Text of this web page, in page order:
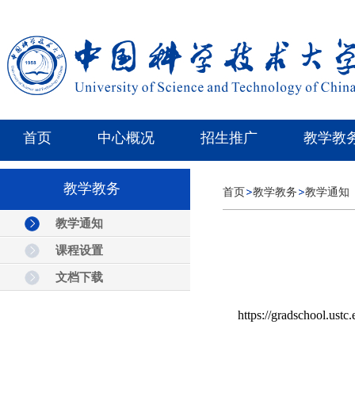
首页 中心概况 招生推广 教学教
教学教务
教学通知
课程设置
文档下载
首页 教学教务 教学通知
https://